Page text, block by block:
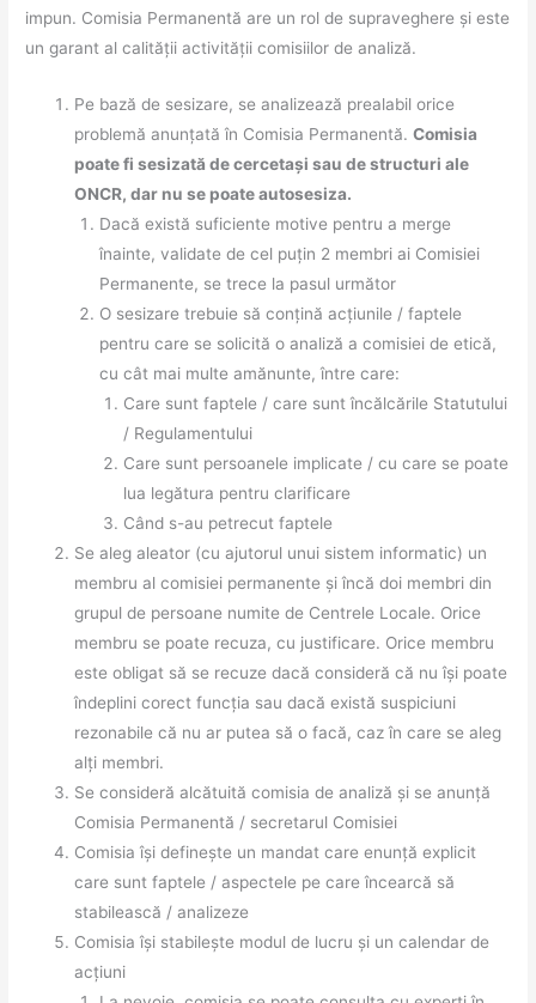
impun. Comisia Permanentă are un rol de supraveghere și este
un garant al calității activității comisiilor de analiză.
Pe bază de sesizare, se analizează prealabil orice
problemă anunțată în Comisia Permanentă.Comisia
poate fi sesizată de cercetași sau de structuri ale
ONCR, dar nu se poate autosesiza.
Dacă există suficiente motive pentru a merge
înainte, validate de cel puțin 2 membri ai Comisiei
Permanente, se trece la pasul următor
O sesizare trebuie să conțină acțiunile / faptele
pentru care se solicită o analiză a comisiei de etică,
cu cât mai multe amănunte, între care:
Care sunt faptele / care sunt încălcările Statutului
/ Regulamentului
Care sunt persoanele implicate / cu care se poate
lua legătura pentru clarificare
Când s-au petrecut faptele
Se aleg aleator (cu ajutorul unui sistem informatic) un
membru al comisiei permanente și încă doi membri din
grupul de persoane numite de Centrele Locale. Orice
membru se poate recuza, cu justificare. Orice membru
este obligat să se recuze dacă consideră că nu își poate
îndeplini corect funcția sau dacă există suspiciuni
rezonabile că nu ar putea să o facă, caz în care se aleg
alți membri.
Se consideră alcătuită comisia de analiză și se anunță
Comisia Permanentă / secretarul Comisiei
Comisia își definește un mandat care enunță explicit
care sunt faptele / aspectele pe care încearcă să
stabilească / analizeze
Comisia își stabilește modul de lucru și un calendar de
acțiuni